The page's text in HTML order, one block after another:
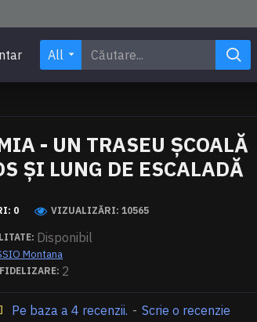
All
- UN TRASEU ȘCOALĂ
ȘI LUNG DE ESCALADĂ
Disponibil
Montana
2
0 VIZUALIZĂRI: 10565
Pe baza a 4 recenzii. - Scrie o recenzie